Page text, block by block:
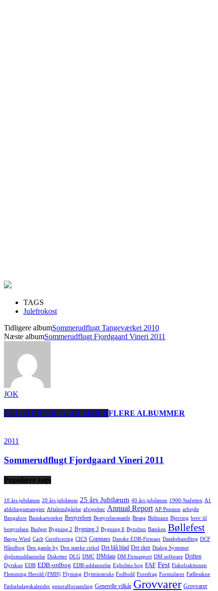
TAGS
Julefrokost
Tidligere albumSommerudflugt Tangeværket 2010
Næste albumSommerudflugt Fjordgaard Vineri 2011
JOK
RELATEREDE ALBUMMERFLERE ALBUMMER
2011
Sommerudflugt Fjordgaard Vineri 2011
Populære tags
10 års jubilæum 20 års jubilæum 25 års Jubilæum 40 års jubilæum 1900-Stafetten A1
afdelingsstrategier Aftaleindgåelse afvigelser Annual Report AP Pension arbejde
Bangalore Basiskartoteker Bestyrelsen Bestyrelsesmøde Besøg Bidmann Bjerring brev til
bestyrelsen Budget Bygning 2 Bygning 3 Bygning 6 Bytoften Bænken Bøllefest
Børge Wied Carlt Certificering CICS Compass Danske EDB-Firmaer Databehandling DCF
Håndbog Den gamle by Den stærke cirkel Det blå blad Det sker Dialog Systemet
diplomuddannelse Disketter DLG DMC DMdata DM Firmasport DM software Driften
Dyrskue EDB EDB-ordbog EDB-uddannelse Egholms bog FAF Fest Fiskefraktionen
Flemming Herold (FMH) Flytning Flytteinstruks Fodbold Foredrag Formularer Fællesskue
Fødselsdagskalender generalforsamling Generelle vilkår Grovvarer Grovvarer